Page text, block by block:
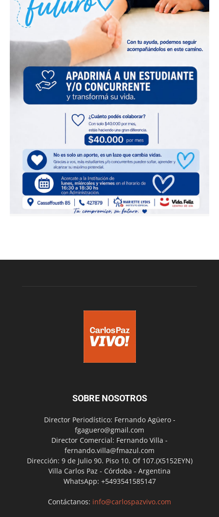
SOBRE NOSOTROS
Director Periodístico: Fernando Agüero -
fgaguero@gmail.com
Director Comercial: Fernando Villa -
fernando.villa@fmazul.com
Dirección: 9 de Julio 90. Piso 10. Of 107.(X5152EYN)
Villa Carlos Paz - Córdoba - Argentina
WhatsApp: +5493541585147
Contáctanos: info@carlospazvivo.com